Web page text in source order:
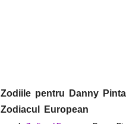
Zodiile pentru Danny
Zodiacul European